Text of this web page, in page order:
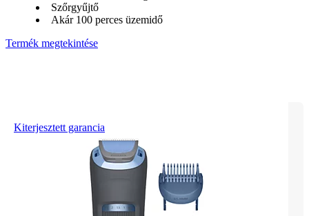
Szőrgyűjtő
Akár 100 perces üzemidő
Termék megtekintése
Kiterjesztett garancia